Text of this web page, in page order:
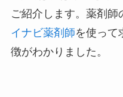
ご紹介します。薬剤師
イナビ薬剤師を使って
徴がわかりました。